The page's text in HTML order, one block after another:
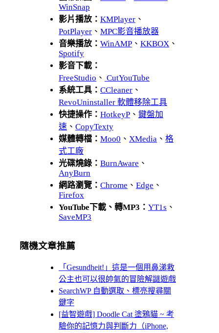
WinSnap
影片播放： KMPlayer 、
PotPlayer 、 MPC影音播放器
音樂播放： WinAMP 、 KKBOX 、
Spotify
影音下載：
FreeStudio 、 CutYouTube
系統工具： CCleaner 、
RevoUninstaller 軟體移除工具
快捷操作： HotkeyP 、 鍵盤加
速 、 CopyTexty
媒體轉檔： Moo0 、 XMedia 、 格
式工廠
光碟燒錄： BurnAware 、
AnyBurn
網路瀏覽： Chrome 、 Edge 、
Firefox
YouTube下載、轉MP3： YT1s 、
SaveMP3
隨機文章推薦
「Gesundheit!」這是一個用鼻涕救
公主也可以很帥氣的冒險解謎遊戲
SearchWP 自動選取、標亮搜尋關
鍵字
[益智遊戲] Doodle Cat 塗鴉貓 ~ 考
驗你的記憶力與判斷力（iPhone,